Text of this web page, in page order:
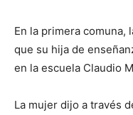
En la primera comuna,
que su hija de
en la escuela Claudio
La mujer dijo a través